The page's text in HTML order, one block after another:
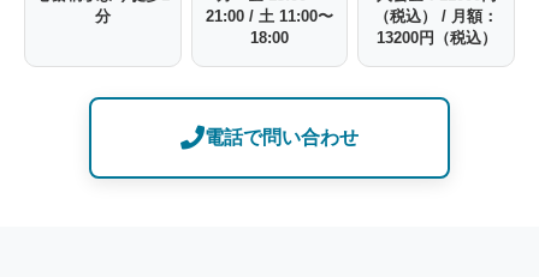
分
21:00 / 土 11:00〜
18:00
（税込） / 月額：
13200円（税込）
電話で問い合わせ